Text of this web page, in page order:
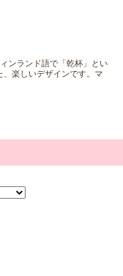
ンランド語で「乾杯」とい
楽しいデザインです。マ